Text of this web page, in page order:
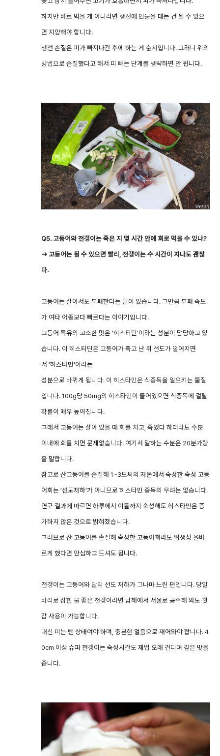
하지만 바로 먹을 게 아니라면 생선에 민물을 대는 건 될 수 있으
면 지양해야 합니다.
생선 손질은 피가 빠져나간 후에 하는 게 순서입니다. 그러니 위의
방법으로 손질했다고 해서 피 빼는 단계를 생략하면 안 됩니다.
Q5. 고등어와 전갱이는 죽은 지 몇 시간 안에 회로 먹을 수 있나?
→ 고등어는 될 수 있으면 빨리, 전갱이는 수 시간이 지나도 괜찮
다.
고등어는 살아서도 부패한다는 말이 있습니다. 그만큼 부패 속도
가 여타 어종보다 빠르다는 이야기입니다.
고등어 특유의 고소한 맛은 '히스티딘'이라는 성분이 담당하고 있
습니다. 이 히스티딘은 고등어가 죽고 난 뒤 선도가 떨어지면
서 '히스타민'이라는
성분으로 바뀌게 됩니다. 이 히스타민은 식중독을 일으키는 물질
입니다. 100g당 50mg의 히스타민이 들어있으면 식중독에 걸릴
확률이 매우 높아집니다.
그래서 고등어는 살아 있을 때 회를 치고, 죽었다 하더라도 수분
이내에 회를 치면 문제없습니다. 여기서 말하는 수분은 20분가량
을 말합니다.
참고로 산고등어를 손질해 1~3도씨의 저온에서 숙성한 숙성 고등
어회는 '선도저하'가 아니므로 히스타민 중독의 우려는 없습니다.
연구 결과에 따르면 하루에서 이틀까지 숙성해도 히스타민은 증
가하지 않은 것으로 밝혀졌습니다.
그러므로 산 고등어를 손질해 숙성한 고등어회라도 위생상 올바
르게 했다면 안심하고 드셔도 됩니다.
전갱이는 고등어와 달리 선도 저하가 그나마 느린 편입니다. 당일
바리로 잡힌 물 좋은 전갱이라면 남해에서 서울로 공수해 와도 횟
감 사용이 가능합니다.
대신 피는 뺀 상태여야 하며, 충분한 얼음으로 재어와야 합니다. 4
0cm 이상 슈퍼 전갱이는 숙성시간도 제법 오래 견디며 깊은 맛을
줍니다.